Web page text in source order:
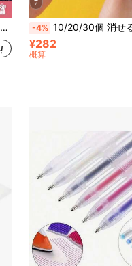
4
-4% 10/20/30個 消せる裁縫チョーク/ソーイングチョーク/カラーチョーク/マーカー、裁縫、針仕事、刺繍、メイクアップ、
¥282
概算